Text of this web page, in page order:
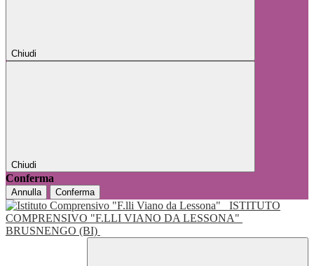
Chiudi
Chiudi
Conferma
Annulla Conferma
ISTITUTO
COMPRENSIVO "F.LLI VIANO DA LESSONA"
BRUSNENGO (BI)